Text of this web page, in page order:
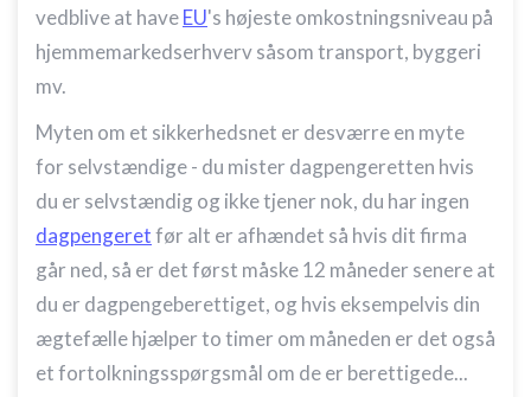
vedblive at haveEU's højeste omkostningsniveau på
hjemmemarkedserhverv såsom transport, byggeri
mv.
Myten om et sikkerhedsnet er desværre en myte
for selvstændige - du mister dagpengeretten hvis
du er selvstændig og ikke tjener nok, du har ingen
dagpengeretfør alt er afhændet så hvis dit firma
går ned, så er det først måske 12 måneder senere at
du er dagpengeberettiget, og hvis eksempelvis din
ægtefælle hjælper to timer om måneden er det også
et fortolkningsspørgsmål om de er berettigede...